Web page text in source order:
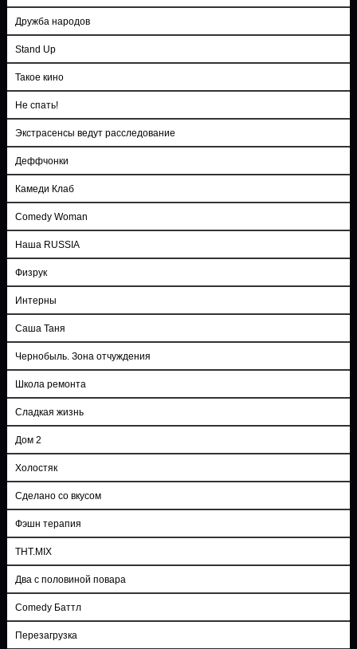
Дружба народов
Stand Up
Такое кино
Не спать!
Экстрасенсы ведут расследование
Деффчонки
Камеди Клаб
Comedy Woman
Наша RUSSIA
Физрук
Интерны
Саша Таня
Чернобыль. Зона отчуждения
Школа ремонта
Сладкая жизнь
Дом 2
Холостяк
Сделано со вкусом
Фэшн терапия
ТНТ.MIX
Два с половиной повара
Comedy Баттл
Перезагрузка